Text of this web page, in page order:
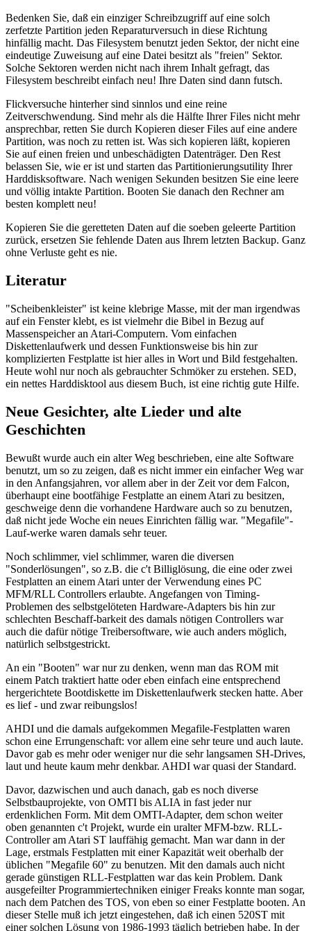
Bedenken Sie, daß ein einziger Schreibzugriff auf eine solch
zerfetzte Partition jeden Reparaturversuch in diese Richtung
hinfällig macht. Das Filesystem benutzt jeden Sektor, der nicht eine
eindeutige Zuweisung auf eine Datei besitzt als "freien" Sektor.
Solche Sektoren werden nicht nach ihrem Inhalt gefragt, das
Filesystem beschreibt einfach neu! Ihre Daten sind dann futsch.
Flickversuche hinterher sind sinnlos und eine reine
Zeitverschwendung. Sind mehr als die Hälfte Ihrer Files nicht mehr
ansprechbar, retten Sie durch Kopieren dieser Files auf eine andere
Partition, was noch zu retten ist. Was sich kopieren läßt, kopieren
Sie auf einen freien und unbeschädigten Datenträger. Den Rest
belassen Sie, wie er ist und starten das Partitionierungsutility Ihrer
Harddisksoftware. Nach wenigen Sekunden besitzen Sie eine leere
und völlig intakte Partition. Booten Sie danach den Rechner am
besten komplett neu!
Kopieren Sie die geretteten Daten auf die soeben geleerte Partition
zurück, ersetzen Sie fehlende Daten aus Ihrem letzten Backup. Ganz
ohne Verluste geht es nie.
Literatur
"Scheibenkleister" ist keine klebrige Masse, mit der man irgendwas
auf ein Fenster klebt, es ist vielmehr die Bibel in Bezug auf
Massenspeicher an Atari-Computern. Vom einfachen
Diskettenlaufwerk und dessen Funktionsweise bis hin zur
komplizierten Festplatte ist hier alles in Wort und Bild festgehalten.
Heute wohl nur noch als gebrauchter Schmöker zu erstehen. SED,
ein nettes Harddisktool aus diesem Buch, ist eine richtig gute Hilfe.
Neue Gesichter, alte Lieder und alte
Geschichten
Bewußt wurde auch ein alter Weg beschrieben, eine alte Software
benutzt, um so zu zeigen, daß es nicht immer ein einfacher Weg war
in den Anfangsjahren, vor allem aber in der Zeit vor dem Falcon,
überhaupt eine bootfähige Festplatte an einem Atari zu besitzen,
geschweige denn die vorhandene Hardware auch so zu benutzen,
daß nicht jede Woche ein neues Einrichten fällig war. "Megafile"-
Lauf-werke waren damals sehr teuer.
Noch schlimmer, viel schlimmer, waren die diversen
"Sonderlösungen", so z.B. die c't Billiglösung, die eine oder zwei
Festplatten an einem Atari unter der Verwendung eines PC
MFM/RLL Controllers erlaubte. Angefangen von Timing-
Problemen des selbstgelöteten Hardware-Adapters bis hin zur
schlechten Beschaff-barkeit des damals nötigen Controllers war
auch die dafür nötige Treibersoftware, wie auch anders möglich,
natürlich selbstgestrickt.
An ein "Booten" war nur zu denken, wenn man das ROM mit
einem Patch traktiert hatte oder eben einfach eine entsprechend
hergerichtete Bootdiskette im Diskettenlaufwerk stecken hatte. Aber
es lief - und zwar reibungslos!
AHDI und die damals aufgekommen Megafile-Festplatten waren
schon eine Errungenschaft: vor allem eine sehr teure und auch laute.
Davor gab es mehr oder weniger nur die sehr langsamen SH-Drives,
laut und heute kaum mehr denkbar. AHDI war quasi der Standard.
Davor, dazwischen und auch danach, gab es noch diverse
Selbstbauprojekte, von OMTI bis ALIA in fast jeder nur
erdenklichen Form. Mit dem OMTI-Adapter, dem schon weiter
oben genannten c't Projekt, wurde ein uralter MFM-bzw. RLL-
Controller am Atari ST lauffähig gemacht. Man war dann in der
Lage, erstmals Festplatten mit einer Kapazität weit oberhalb der
üblichen "Megafile 60" zu benutzen. Mit den damals auch nicht
gerade günstigen RLL-Festplatten war das kein Problem. Dank
ausgefeilter Programmiertechniken einiger Freaks konnte man sogar,
nach dem Patchen des TOS, von eben so einer Festplatte booten. An
dieser Stelle muß ich jetzt eingestehen, daß ich einen 520ST mit
einer solchen Lösung von 1986-1993 täglich betrieben habe. In der